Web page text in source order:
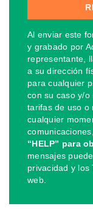
Al enviar este
y grabado por
representante,
a su dirección
para cualquier
con su caso y/o
tarifas de uso o
cualquier
comunicaciones,
“HELP” para
mensajes
privacidad y los
web.